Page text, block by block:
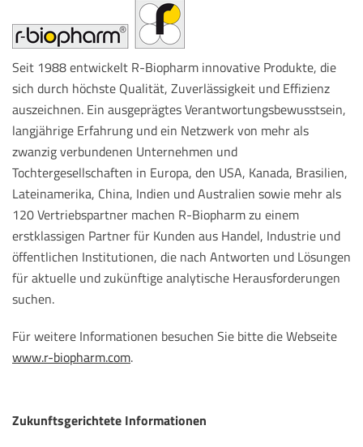
Seit 1988 entwickelt R-Biopharm innovative Produkte, die
sich durch höchste Qualität, Zuverlässigkeit und Effizienz
auszeichnen. Ein ausgeprägtes Verantwortungsbewusstsein,
langjährige Erfahrung und ein Netzwerk von mehr als
zwanzig verbundenen Unternehmen und
Tochtergesellschaften in Europa, den USA, Kanada, Brasilien,
Lateinamerika, China, Indien und Australien sowie mehr als
120 Vertriebspartner machen R-Biopharm zu einem
erstklassigen Partner für Kunden aus Handel, Industrie und
öffentlichen Institutionen, die nach Antworten und Lösungen
für aktuelle und zukünftige analytische Herausforderungen
suchen.
Für weitere Informationen besuchen Sie bitte die Webseite
www.r-biopharm.com.
Zukunftsgerichtete Informationen